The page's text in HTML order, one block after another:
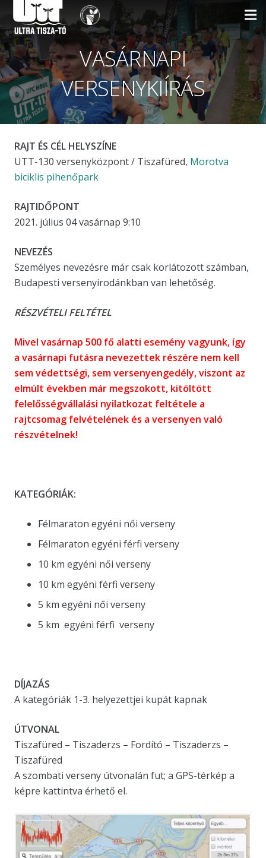
VASÁRNAPI
VERSENYKIÍRÁS
RAJT ÉS CÉL HELYSZÍNE
UTT-130 versenyközpont / Tiszafüred, Morotva
biciklis pihenőpark
RAJTIDŐPONT
2021. július 04 vasárnap 9:10
NEVEZÉS
Személyes nevezésre már csak korlátozott számban,
Budapesti versenyirodánkban van lehetőség.
RÉSZVÉTELI FELTÉTEL
Mivel vasárnap 500 fő alatti esemény vagyunk, így
a vasárnapi futásra nevezettek részére nem kell
sem védettségi, sem versenyengedély, viszont az
elmúlt években már megszokott, kitöltött
felelősségvállalási nyilatkozat feltétele a
rajtcsomag felvételének és a versenyen való
részvételnek!
KATEGÓRIÁK:
Félmaraton egyéni női verseny
Félmaraton egyéni férfi verseny
10 km egyéni női verseny
10 km egyéni férfi verseny
5 km egyéni női verseny
5 km egyéni férfi verseny
DÍJAZÁS
A kategóriák 1-3. helyezettjei kupát kapnak
ÚTVONAL
Tiszafüred – Tiszaderzs – Fordító – Tiszaderzs –
Tiszafüred
A szombati verseny útvonalán fut; a GPS-térkép a
képre kattintva érhető el.